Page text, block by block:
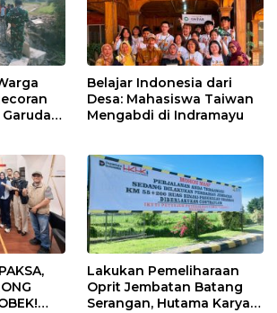
Belajar Indonesia dari
Desa: Mahasiswa Taiwan
Mengabdi di Indramayu
Lakukan Pemeliharaan
Oprit Jembatan Batang
Serangan, Hutama Karya